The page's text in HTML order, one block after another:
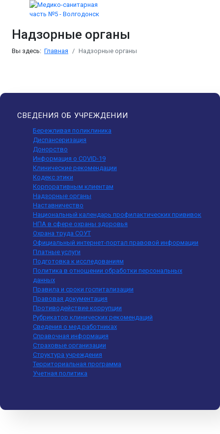
Надзорные органы
Вы здесь: Главная Надзорные органы
СВЕДЕНИЯ ОБ УЧРЕЖДЕНИИ
Бережливая поликлиника
Диспансеризация
Донорство
Информация о COVID-19
Клинические рекомендации
Кодекс этики
Корпоративным клиентам
Надзорные органы
Наставничество
Национальный календарь профилактических прививок
НПА в сфере охраны здоровья
Охрана труда СОУТ
Официальный интернет-портал правовой информации
Платные услуги
Подготовка к исследованиям
Политика в отношении обработки персональных
данных
Правила и сроки госпитализации
Правовая документация
Противодействие коррупции
Рубрикатор клинических рекомендаций
Сведения о мед.работниках
Справочная информация
Страховые организации
Структура учреждения
Территориальная программа
Учетная политика